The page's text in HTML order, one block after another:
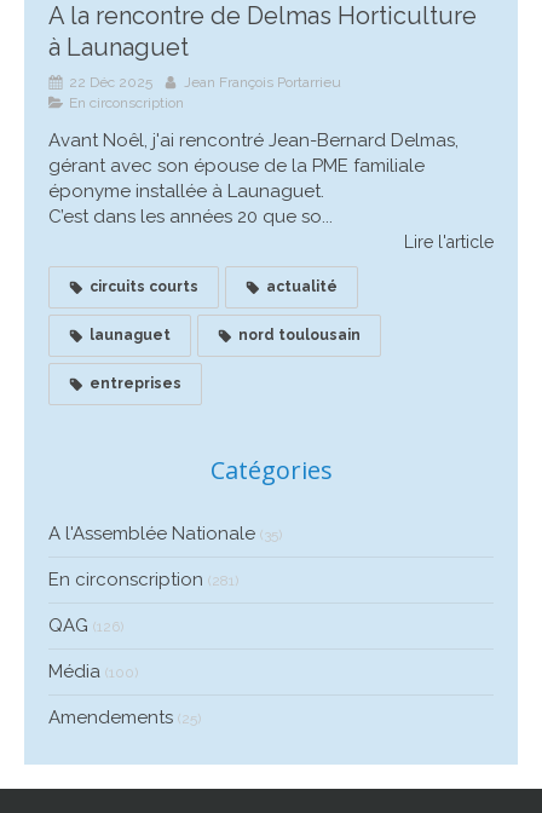
A la rencontre de Delmas Horticulture
à Launaguet
22 Déc 2025
Jean François Portarrieu
En circonscription
Avant Noêl, j'ai rencontré Jean-Bernard Delmas,
gérant avec son épouse de la PME familiale
éponyme installée à Launaguet.
C’est dans les années 20 que so...
Lire l'article
circuits courts actualité
launaguet nord toulousain
entreprises
Catégories
A l'Assemblée Nationale (35)
En circonscription (281)
QAG (126)
Média (100)
Amendements (25)